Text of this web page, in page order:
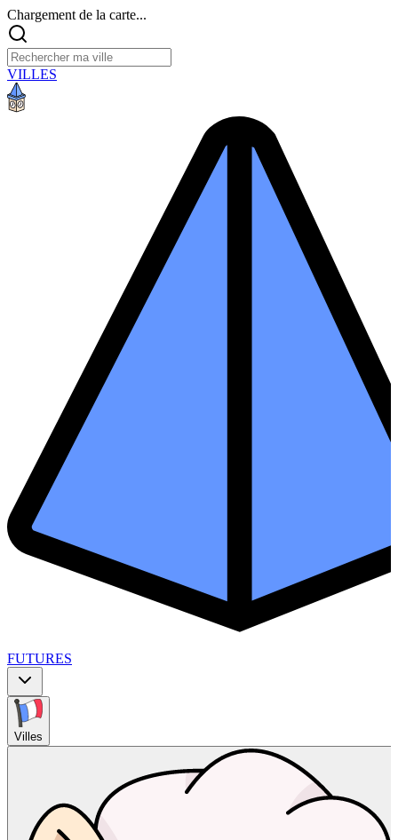
Chargement de la carte...
VILLES
FUTURES
Villes